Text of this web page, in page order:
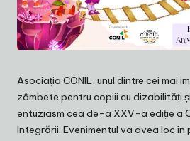
Asociația CONIL
, unul dintre cei mai
zâmbete pentru copiii cu dizabilități
entuziasm cea de-a XXV-a ediție a
Integrării. Evenimentul va avea loc în